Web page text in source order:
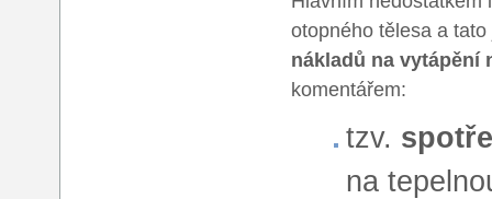
otopného tělesa a
nákladů na vytápění
komentářem:
tzv.
na